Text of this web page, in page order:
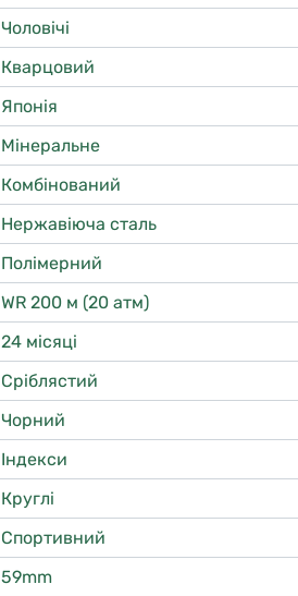
Чоловічі
Кварцовий
Японія
Мінеральне
Комбінований
Нержавіюча сталь
Полімерний
WR 200 м (20 атм)
24 місяці
Сріблястий
Чорний
Індекси
Круглі
Спортивний
59mm